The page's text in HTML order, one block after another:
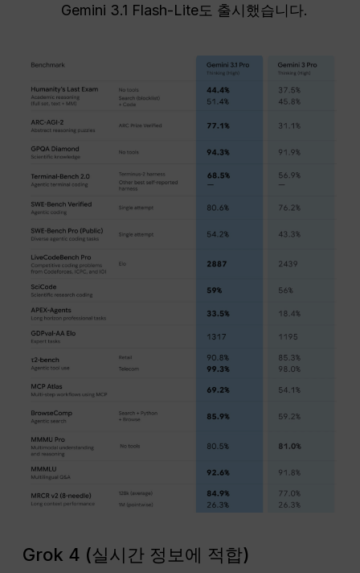
Gemini 3.1 Flash-Lite도 출시했습니다.
Grok 4 (실시간 정보에 적합)